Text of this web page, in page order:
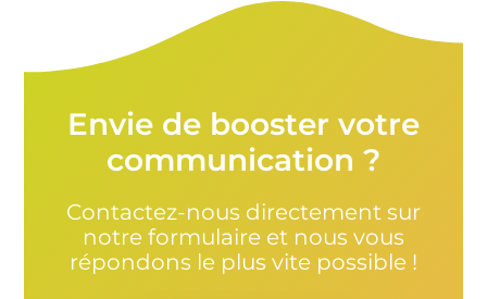
Envie de booster votre
communication ?
Contactez-nous directement sur
notre formulaire et nous vous
répondons le plus vite possible !